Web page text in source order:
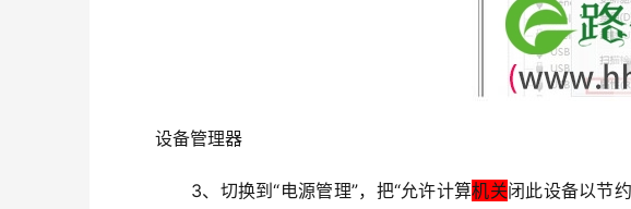
	设备管理器
	　　3、切换到“电源管理”，把“允许计算
机关闭此设备以节